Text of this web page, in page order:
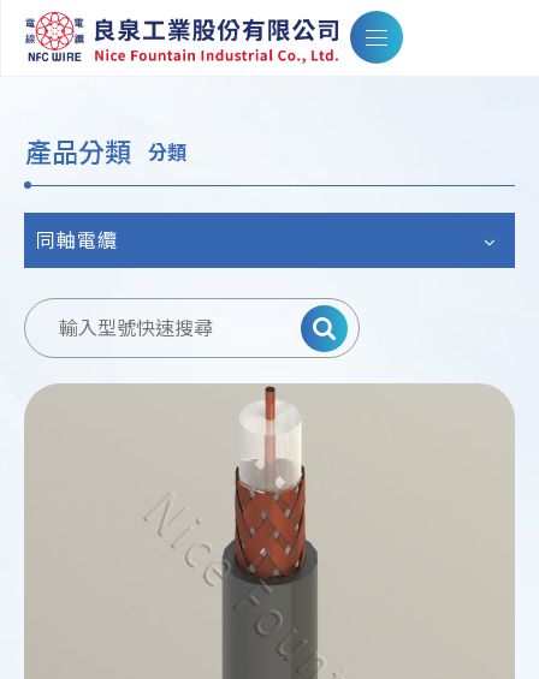
產品分類 分類
同軸電纜